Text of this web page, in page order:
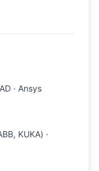
· Ansys
KUKA) ·